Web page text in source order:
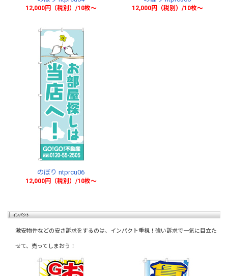
12,000円（税別）/10枚〜 12,000円（税別）/10枚〜
のぼり ntprcu06
12,000円（税別）/10枚〜
激安物件などの安さ訴求をするのは、インパクト重視！強い訴求で一気に目立た
せて、売ってしまおう！